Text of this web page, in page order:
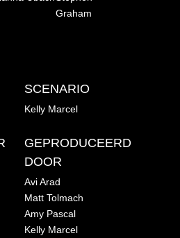
Graham
SCENARIO
Kelly Marcel
GEPRODUCEERD
DOOR
Avi Arad
Matt Tolmach
Amy Pascal
Kelly Marcel